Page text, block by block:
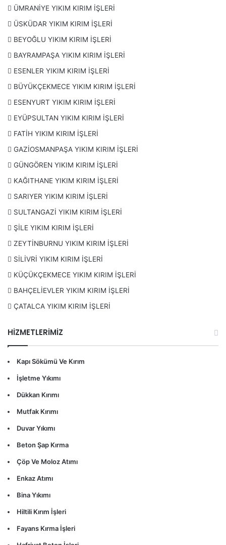
ÜMRANİYE YIKIM KIRIM İŞLERİ
ÜSKÜDAR YIKIM KIRIM İŞLERİ
BEYOĞLU YIKIM KIRIM İŞLERİ
BAYRAMPAŞA YIKIM KIRIM İŞLERİ
ESENLER YIKIM KIRIM İŞLERİ
BÜYÜKÇEKMECE YIKIM KIRIM İŞLERİ
ESENYURT YIKIM KIRIM İŞLERİ
EYÜPSULTAN YIKIM KIRIM İŞLERİ
FATİH YIKIM KIRIM İŞLERİ
GAZİOSMANPAŞA YIKIM KIRIM İŞLERİ
GÜNGÖREN YIKIM KIRIM İŞLERİ
KAĞITHANE YIKIM KIRIM İŞLERİ
SARIYER YIKIM KIRIM İŞLERİ
SULTANGAZİ YIKIM KIRIM İŞLERİ
ŞİLE YIKIM KIRIM İŞLERİ
ZEYTİNBURNU YIKIM KIRIM İŞLERİ
SİLİVRİ YIKIM KIRIM İŞLERİ
KÜÇÜKÇEKMECE YIKIM KIRIM İŞLERİ
BAHÇELİEVLER YIKIM KIRIM İŞLERİ
ÇATALCA YIKIM KIRIM İŞLERİ
HİZMETLERİMİZ
Kapı Sökümü Ve Kırım
İşletme Yıkımı
Dükkan Kırımı
Mutfak Kırımı
Duvar Yıkımı
Beton Şap Kırma
Çöp Ve Moloz Atımı
Enkaz Atımı
Bina Yıkımı
Hiltili Kırım İşleri
Fayans Kırma İşleri